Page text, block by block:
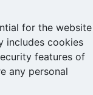
for the website
includes cookies
features of
any personal